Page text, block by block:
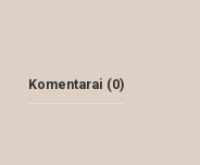
Komentarai (0)